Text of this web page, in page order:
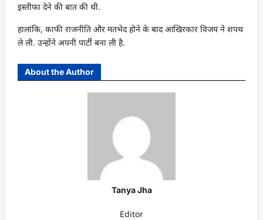
इस्तीफा देने की बात की थी.
हालांकि, काफी राजनीति और मतभेद होने के बाद आखिरकार विजय ने शपथ
ले ली. उन्होंने अपनी पार्टी बना ली है.
About the Author
Tanya Jha
Editor